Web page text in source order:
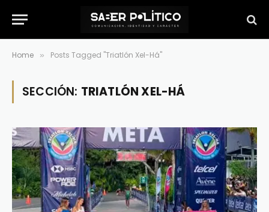
Home » Posts Tagged "Triatlón Xel-Há"
SECCIÓN: TRIATLÓN XEL-HÁ